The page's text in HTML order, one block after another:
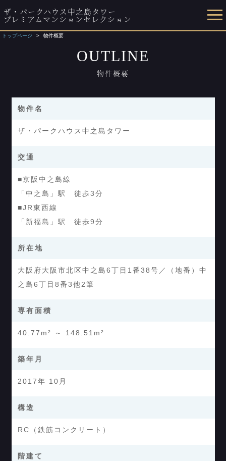
ザ・パークハウス中之島タワー
プレミアムマンションセレクション
トップページ 物件概要
OUTLINE
物件概要
物件名
ザ・パークハウス中之島タワー
交通
■京阪中之島線
「中之島」駅 徒歩3分
■JR東西線
「新福島」駅 徒歩9分
所在地
大阪府大阪市北区中之島6丁目1番38号／（地番）中
之島6丁目8番3他2筆
専有面積
40.77m² ～ 148.51m²
築年月
2017年 10月
構造
RC（鉄筋コンクリート）
階建て